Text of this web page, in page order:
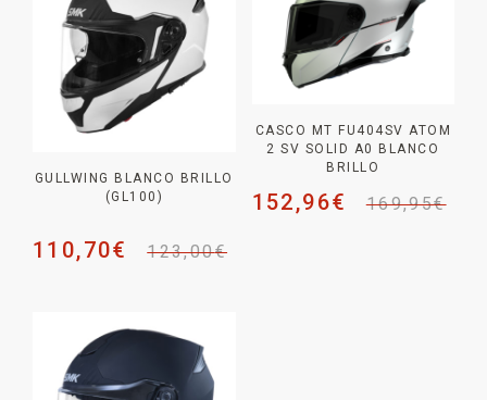
GULLWING BLANCO BRILLO
(GL100)
123,00€
110,70€
CASCO MT FU404SV ATOM
2 SV SOLID A0 BLANCO
BRILLO
169,95€
152,96€